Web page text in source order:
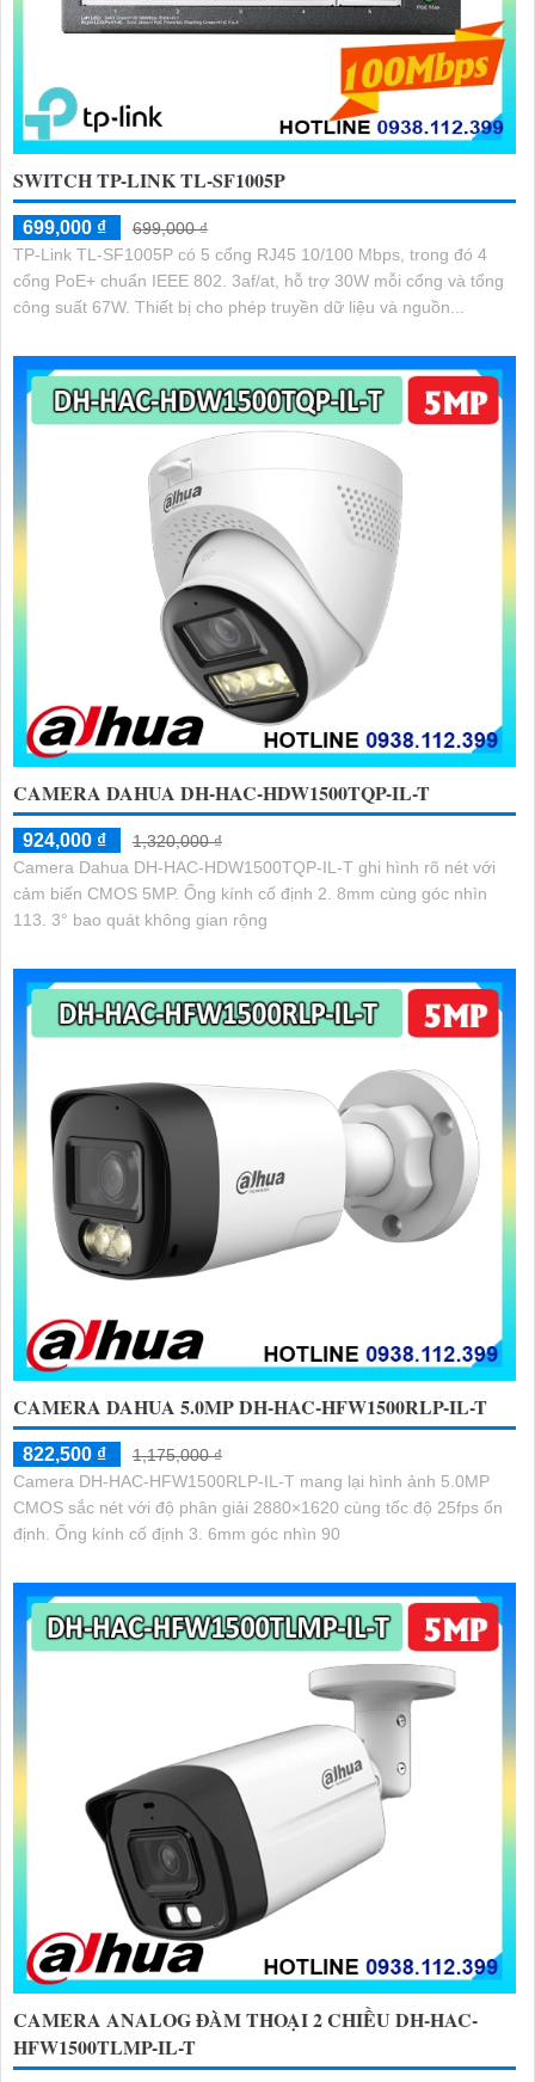
SWITCH TP-LINK TL-SF1005P
699,000 ₫
699,000 ₫
TP-Link TL-SF1005P có 5 cổng RJ45 10/100 Mbps, trong đó 4
cổng PoE+ chuẩn IEEE 802. 3af/at, hỗ trợ 30W mỗi cổng và tổng
công suất 67W. Thiết bị cho phép truyền dữ liệu và nguồn...
CAMERA DAHUA DH-HAC-HDW1500TQP-IL-T
924,000 ₫
1,320,000 ₫
Camera Dahua DH-HAC-HDW1500TQP-IL-T ghi hình rõ nét với
cảm biến CMOS 5MP. Ống kính cố định 2. 8mm cùng góc nhìn
113. 3° bao quát không gian rộng
CAMERA DAHUA 5.0MP DH-HAC-HFW1500RLP-IL-T
822,500 ₫
1,175,000 ₫
Camera DH-HAC-HFW1500RLP-IL-T mang lại hình ảnh 5.0MP
CMOS sắc nét với độ phân giải 2880×1620 cùng tốc độ 25fps ổn
định. Ống kính cố định 3. 6mm góc nhìn 90
CAMERA ANALOG ĐÀM THOẠI 2 CHIỀU DH-HAC-
HFW1500TLMP-IL-T